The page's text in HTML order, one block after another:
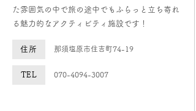
た雰囲気の中で旅の途中でもふらっと立ち寄れ
る魅力的なアクティビティ施設です！
住所 那須塩原市住吉町74-19
TEL 070-4094-3007